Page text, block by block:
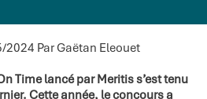
2024 Par Gaëtan Eleouet
Time lancé par Meritis s’est tenu
Cette année, le concours a